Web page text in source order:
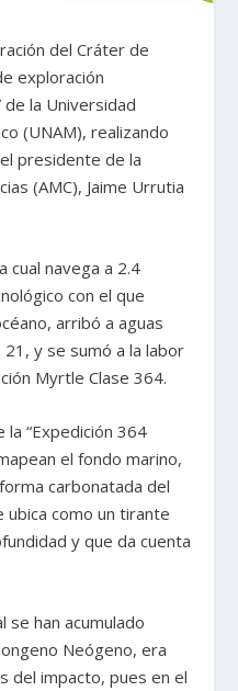
del Cráter de
exploración
de la Universidad
(UNAM), realizando
presidente de la
(AMC), Jaime Urrutia
cual navega a 2.4
con el que
arribó a aguas
y se sumó a la labor
Myrtle Clase 364.
“Expedición 364
el fondo marino,
carbonatada del
ubica como un tirante
y que da cuenta
se han acumulado
Neógeno, era
del impacto, pues en el